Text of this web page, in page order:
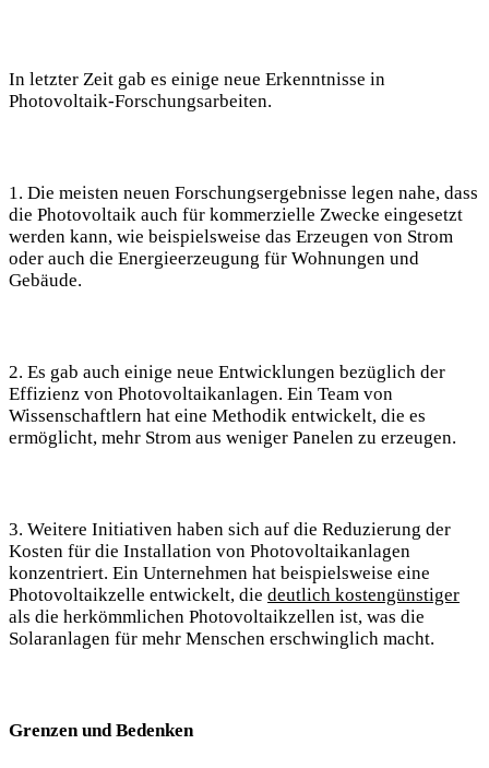
In letzter Zeit gab es einige neue Erkenntnisse in
Photovoltaik-Forschungsarbeiten.
1. Die meisten neuen Forschungsergebnisse legen nahe, dass
die Photovoltaik auch für kommerzielle Zwecke eingesetzt
werden kann, wie beispielsweise das Erzeugen von Strom
oder auch die Energieerzeugung für Wohnungen und
Gebäude.
2. Es gab auch einige neue Entwicklungen bezüglich der
Effizienz von Photovoltaikanlagen. Ein Team von
Wissenschaftlern hat eine Methodik entwickelt, die es
ermöglicht, mehr Strom aus weniger Panelen zu erzeugen.
3. Weitere Initiativen haben sich auf die Reduzierung der
Kosten für die Installation von Photovoltaikanlagen
konzentriert. Ein Unternehmen hat beispielsweise eine
Photovoltaikzelle entwickelt, die deutlich kostengünstiger
als die herkömmlichen Photovoltaikzellen ist, was die
Solaranlagen für mehr Menschen erschwinglich macht.
Grenzen und Bedenken